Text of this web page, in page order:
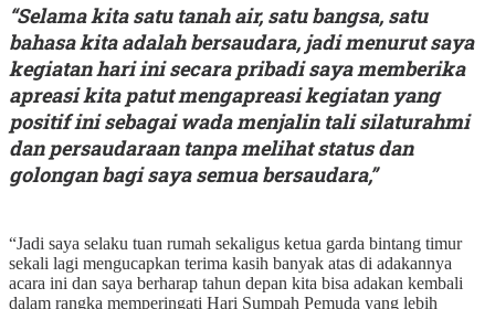
“Selama kita satu tanah air, satu bangsa, satu
bahasa kita adalah bersaudara, jadi menurut saya
kegiatan hari ini secara pribadi saya memberika
apreasi kita patut mengapreasi kegiatan yang
positif ini sebagai wada menjalin tali silaturahmi
dan persaudaraan tanpa melihat status dan
golongan bagi saya semua bersaudara,”
“Jadi saya selaku tuan rumah sekaligus ketua garda bintang timur
sekali lagi mengucapkan terima kasih banyak atas di adakannya
acara ini dan saya berharap tahun depan kita bisa adakan kembali
dalam rangka memperingati Hari Sumpah Pemuda yang lebih